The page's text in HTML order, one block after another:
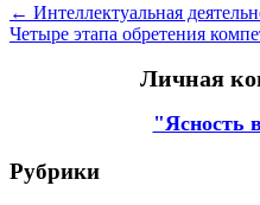
← Интеллектуальная
Четыре этапа обретения
Личная
"Ясность
Рубрики